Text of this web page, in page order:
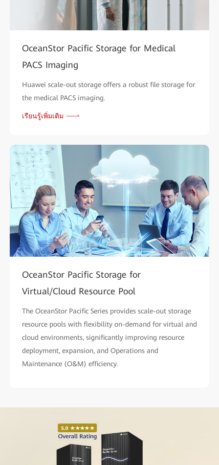
OceanStor Pacific Storage for Medical
PACS Imaging
Huawei scale-out storage offers a robust file storage for
the medical PACS imaging.
เรียนรู้เพิ่มเติม
OceanStor Pacific Storage for
Virtual/Cloud Resource Pool
The OceanStor Pacific Series provides scale-out storage
resource pools with flexibility on-demand for virtual and
cloud environments, significantly improving resource
deployment, expansion, and Operations and
Maintenance (O&M) efficiency.